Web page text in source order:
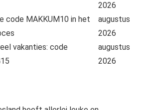
2026
code MAKKUM10 in het
augustus
2026
vakanties: code
augustus
2026